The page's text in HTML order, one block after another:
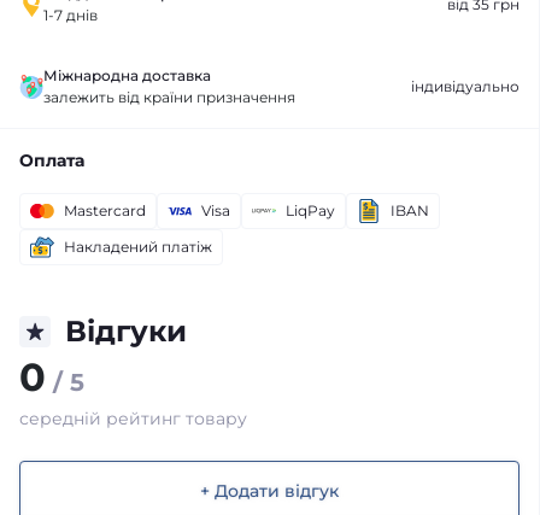
1-7 днів
від 35 грн
Міжнародна доставка
залежить від країни призначення
індивідуально
Оплата
Mastercard Visa LiqPay
IBAN
Накладений платіж
Відгуки
0 / 5
середній рейтинг товару
+ Додати відгук